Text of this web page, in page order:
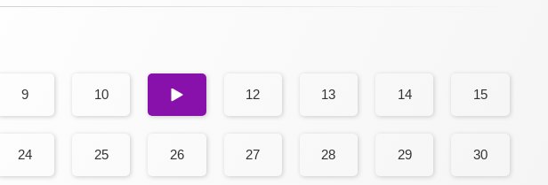
9 10 11 12 13 14 15
24 25 26 27 28 29 30